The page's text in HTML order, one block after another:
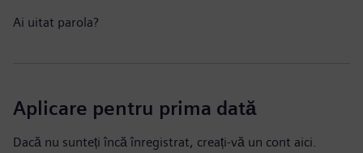
Ai uitat parola?
Aplicare pentru prima dată
Dacă nu sunteți încă înregistrat, creați-vă un cont aici.